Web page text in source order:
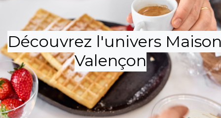
Découvrez l'univers
Valençon​​